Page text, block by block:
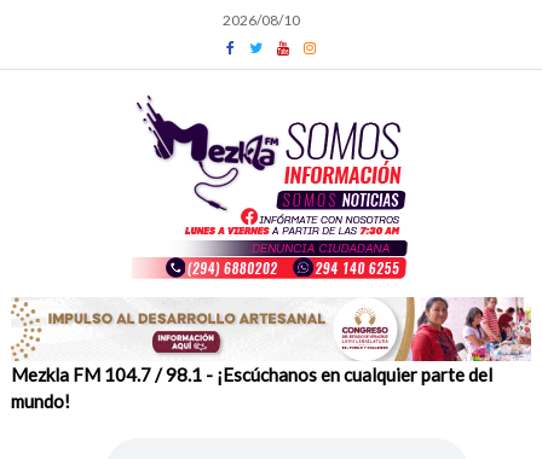
content
2026/08/10
Mezkla FM 104.7 / 98.1 - ¡Escúchanos en cualquier parte del
mundo!